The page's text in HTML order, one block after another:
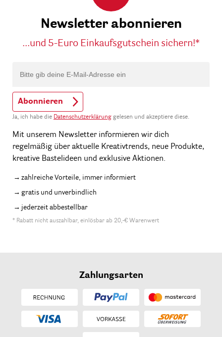
Newsletter abonnieren
...und 5-Euro Einkaufsgutschein sichern!*
Abonnieren
Ja, ich habe die Datenschutzerklärung gelesen und akzeptiere diese.
Mit unserem Newsletter informieren wir dich
regelmäßig über aktuelle Kreativtrends, neue Produkte,
kreative Bastelideen und exklusive Aktionen.
zahlreiche Vorteile, immer informiert
gratis und unverbindlich
jederzeit abbestellbar
* Rabatt nicht auszahlbar, einlösbar ab 20,-€ Warenwert
Zahlungsarten